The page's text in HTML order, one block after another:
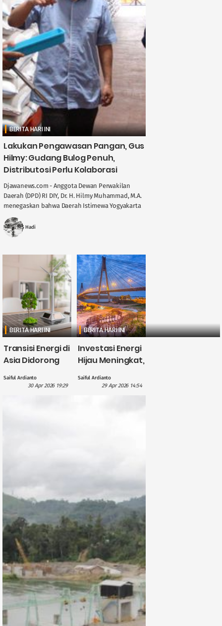
BERITA HARI INI
Lakukan Pengawasan Pangan, Gus
Hilmy: Gudang Bulog Penuh,
Distributosi Perlu Kolaborasi
Djawanews.com - Anggota Dewan Perwakilan
Daerah (DPD) RI DIY, Dr. H. Hilmy Muhammad, M.A.
menegaskan bahwa Daerah Istimewa Yogyakarta
stabilitas ....
MS Hadi
BERITA HARI INI
Transisi Energi di
Asia Didorong
International
Saiful Ardianto
30 Apr 2026 19:29
BERITA HARI INI
Investasi Energi
Hijau Meningkat,
Dana US$5
Saiful Ardianto
29 Apr 2026 14:54